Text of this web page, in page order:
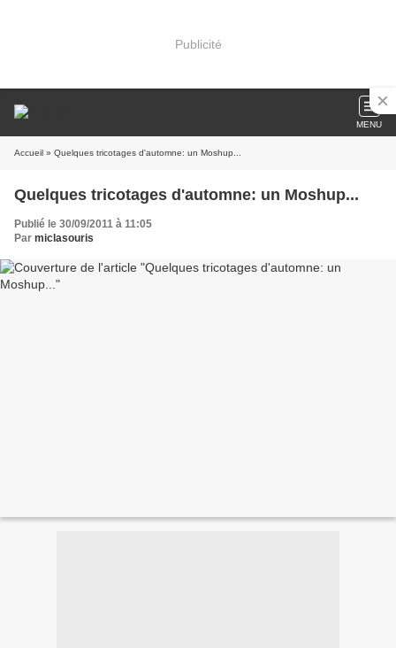
Publicité
MENU
Accueil » Quelques tricotages d'automne: un Moshup...
Quelques tricotages d'automne: un Moshup...
Publié le 30/09/2011 à 11:05
Par miclasouris